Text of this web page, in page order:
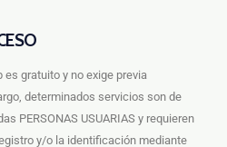
gratuito y no exige previa
determinados servicios son de
PERSONAS USUARIAS y requieren
y/o la identificación mediante